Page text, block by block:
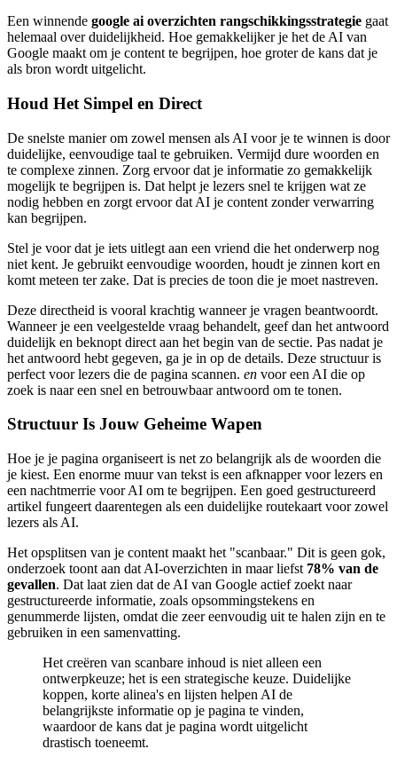
Een winnende google ai overzichten rangschikkingsstrategie gaat
helemaal over duidelijkheid. Hoe gemakkelijker je het de AI van
Google maakt om je content te begrijpen, hoe groter de kans dat je
als bron wordt uitgelicht.
Houd Het Simpel en Direct
De snelste manier om zowel mensen als AI voor je te winnen is door
duidelijke, eenvoudige taal te gebruiken. Vermijd dure woorden en
te complexe zinnen. Zorg ervoor dat je informatie zo gemakkelijk
mogelijk te begrijpen is. Dat helpt je lezers snel te krijgen wat ze
nodig hebben en zorgt ervoor dat AI je content zonder verwarring
kan begrijpen.
Stel je voor dat je iets uitlegt aan een vriend die het onderwerp nog
niet kent. Je gebruikt eenvoudige woorden, houdt je zinnen kort en
komt meteen ter zake. Dat is precies de toon die je moet nastreven.
Deze directheid is vooral krachtig wanneer je vragen beantwoordt.
Wanneer je een veelgestelde vraag behandelt, geef dan het antwoord
duidelijk en beknopt direct aan het begin van de sectie. Pas nadat je
het antwoord hebt gegeven, ga je in op de details. Deze structuur is
perfect voor lezers die de pagina scannen. en voor een AI die op
zoek is naar een snel en betrouwbaar antwoord om te tonen.
Structuur Is Jouw Geheime Wapen
Hoe je je pagina organiseert is net zo belangrijk als de woorden die
je kiest. Een enorme muur van tekst is een afknapper voor lezers en
een nachtmerrie voor AI om te begrijpen. Een goed gestructureerd
artikel fungeert daarentegen als een duidelijke routekaart voor zowel
lezers als AI.
Het opsplitsen van je content maakt het "scanbaar." Dit is geen gok,
onderzoek toont aan dat AI-overzichten in maar liefst 78% van de
gevallen. Dat laat zien dat de AI van Google actief zoekt naar
gestructureerde informatie, zoals opsommingstekens en
genummerde lijsten, omdat die zeer eenvoudig uit te halen zijn en te
gebruiken in een samenvatting.
Het creëren van scanbare inhoud is niet alleen een
ontwerpkeuze; het is een strategische keuze. Duidelijke
koppen, korte alinea's en lijsten helpen AI de
belangrijkste informatie op je pagina te vinden,
waardoor de kans dat je pagina wordt uitgelicht
drastisch toeneemt.